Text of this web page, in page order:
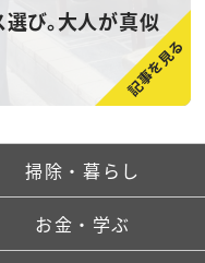
び。大人が真似
掃除・暮らし
お金・学ぶ